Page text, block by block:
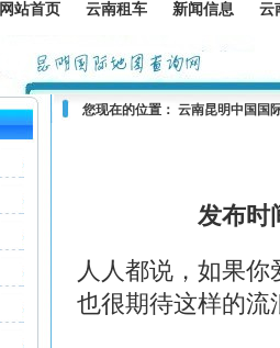
网站首页 云南租车 新闻信息 云
您现在的位置： 云南昆明中国国
发布时
人人都说，如果
也很期待这样的流